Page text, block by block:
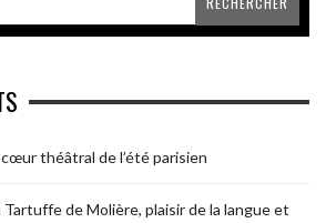
théâtral de l’été parisien
de Molière, plaisir de la langue et